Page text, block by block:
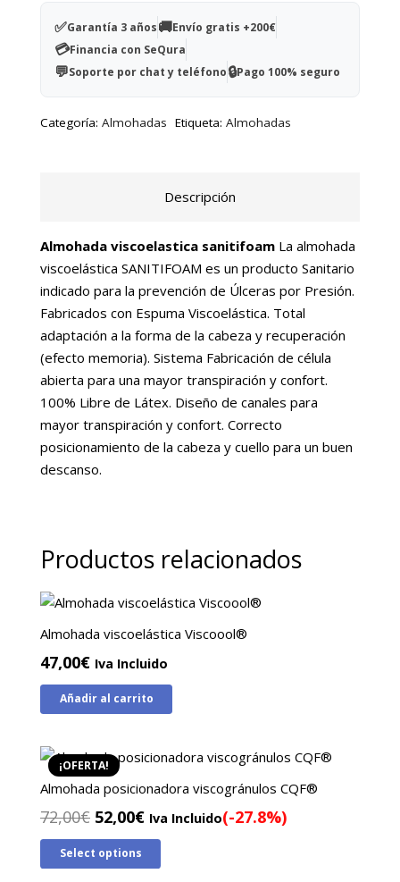
ALOE
VERA
cantidad
✅Garantía 3 años🚚Envío gratis +200€
💳Financia con SeQura
💬Soporte por chat y teléfono🔒Pago 100% seguro
Categoría: Almohadas Etiqueta: Almohadas
Descripción
Almohada viscoelastica sanitifoam La almohada
viscoelástica SANITIFOAM es un producto Sanitario
indicado para la prevención de Úlceras por Presión.
Fabricados con Espuma Viscoelástica. Total
adaptación a la forma de la cabeza y recuperación
(efecto memoria). Sistema Fabricación de célula
abierta para una mayor transpiración y confort.
100% Libre de Látex. Diseño de canales para
mayor transpiración y confort. Correcto
posicionamiento de la cabeza y cuello para un buen
descanso.
Productos relacionados
Almohada viscoelástica Viscoool®
47,00€ Iva Incluido
Añadir al carrito
¡OFERTA!
Almohada posicionadora viscogránulos CQF®
72,00€ El
precio
original
52,00€El
precio
Iva Incluido(-27.8%)
Select options